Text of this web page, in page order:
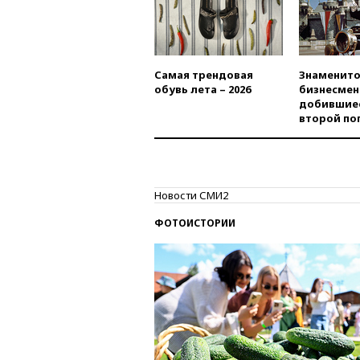
Самая трендовая
обувь лета – 2026
второй
Новости СМИ2
ФОТОИСТОРИИ